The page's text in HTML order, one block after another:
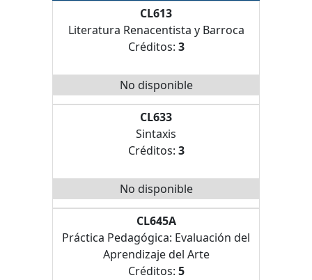
CL613
Literatura Renacentista y Barroca
Créditos: 3
No disponible
CL633
Sintaxis
Créditos: 3
No disponible
CL645A
Práctica Pedagógica: Evaluación del
Aprendizaje del Arte
Créditos: 5